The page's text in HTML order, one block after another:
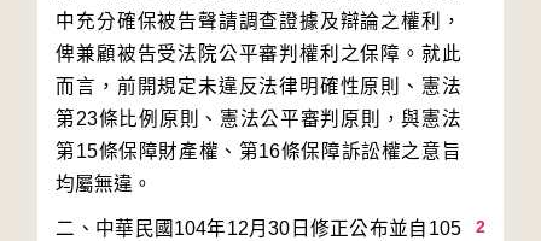
中充分確保被告聲請調查證據及辯論之權利，
俾兼顧被告受法院公平審判權利之保障。就此
而言，前開規定未違反法律明確性原則、憲法
第23條比例原則、憲法公平審判原則，與憲法
第15條保障財產權、第16條保障訴訟權之意旨
2
二、中華民國104年12月30日修正公布並自105